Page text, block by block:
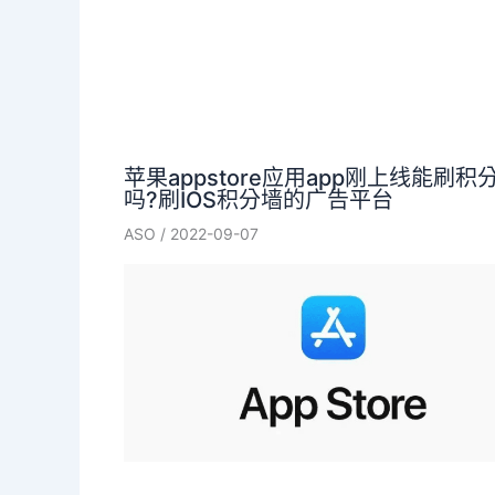
苹果appstore应用app刚上线能刷积
吗?刷IOS积分墙的广告平台
ASO / 2022-09-07